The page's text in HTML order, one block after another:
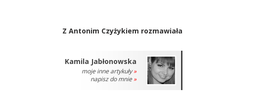
Z Antonim Czyżykiem rozmawiała
Kamila Jabłonowska
moje inne artykuły»
napisz do mnie »